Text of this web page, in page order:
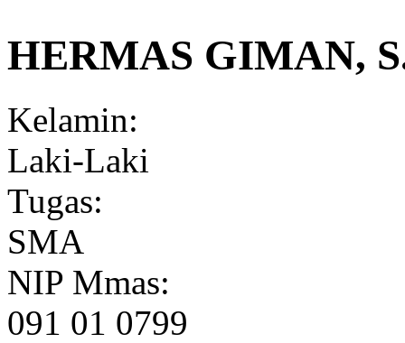
HERMAS GIMAN,
Kelamin:
Laki-Laki
Tugas:
SMA
NIP Mmas:
091 01 0799